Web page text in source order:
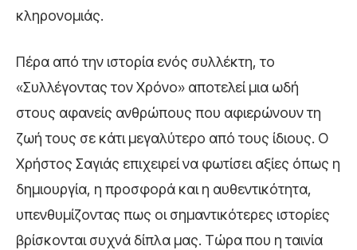
κληρονομιάς.
Πέρα από την ιστορία ενός συλλέκτη, το
«Συλλέγοντας τον Χρόνο» αποτελεί μια ωδή
στους αφανείς ανθρώπους που αφιερώνουν τη
ζωή τους σε κάτι μεγαλύτερο από τους ίδιους. Ο
Χρήστος Σαγιάς επιχειρεί να φωτίσει αξίες όπως η
δημιουργία, η προσφορά και η αυθεντικότητα,
υπενθυμίζοντας πως οι σημαντικότερες ιστορίες
βρίσκονται συχνά δίπλα μας. Τώρα που η ταινία